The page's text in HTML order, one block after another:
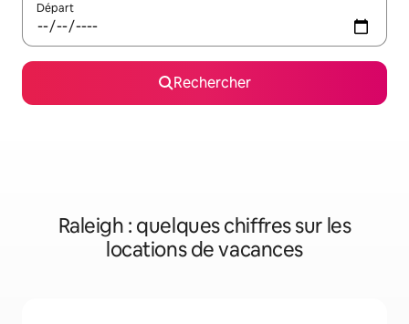
Départ
Rechercher
Raleigh : quelques chiffres sur les
locations de vacances